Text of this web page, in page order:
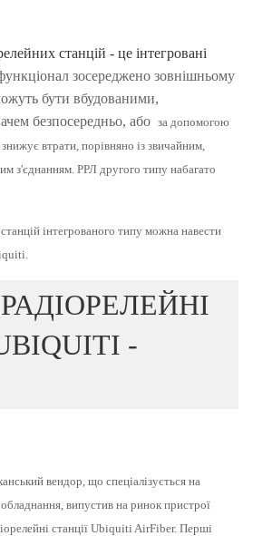
станцій - це інтегровані
зосереджено зовнішньому
бути вбудованими,
безпосередньо, або за допомогою
втрати, порівняно із звичайним,
з'єднанням. РРЛ другого типу набагато
інтегрованого типу можна навести
-
вендор, що спеціалізується на
випустив на ринок пристрої
станції Ubiquiti AirFiber. Перші